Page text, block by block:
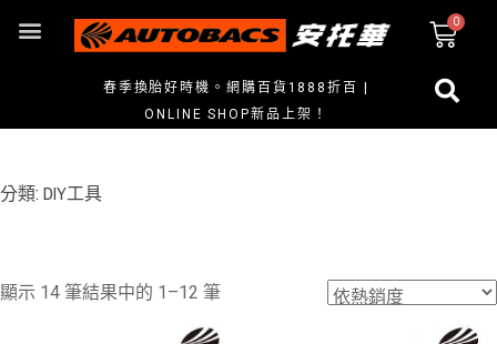
春季換胎好時機。網購百貨1888折百 |
ONLINE SHOP新品上架！
分類: DIY工具
顯示 14 筆結果中的 1–12 筆